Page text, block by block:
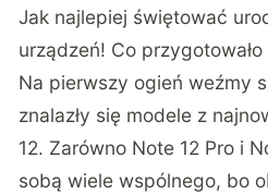
Jak najlepiej świętować
urządzeń! Co przygotowało
Na pierwszy ogień weźmy
znalazły się modele z
12. Zarówno Note 12 Pro i
sobą wiele wspólnego, bo